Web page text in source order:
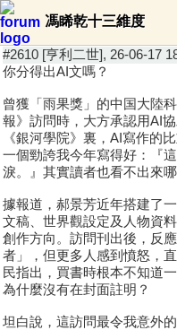
馮睎乾十三維度
#2610 [亨利二世], 26-06-17
你分得出AI文嗎？
曾獲「雨果獎」的中国大陸
報》訪問時，大方承認用AI
《銀河學院》裏，AI寫作的
一個勁誇我今年寫得好：『
淚。』其實讀者也看不出來
據報道，郝景芳近年搭建了
文稿、世界觀設定及人物資
創作方向。訪問刊出後，反
者」，但更多人感到憤怒，
民指出，買書時根本不知道
為什麼沒有在封面註明？
坦白說，這訪問最令我意外